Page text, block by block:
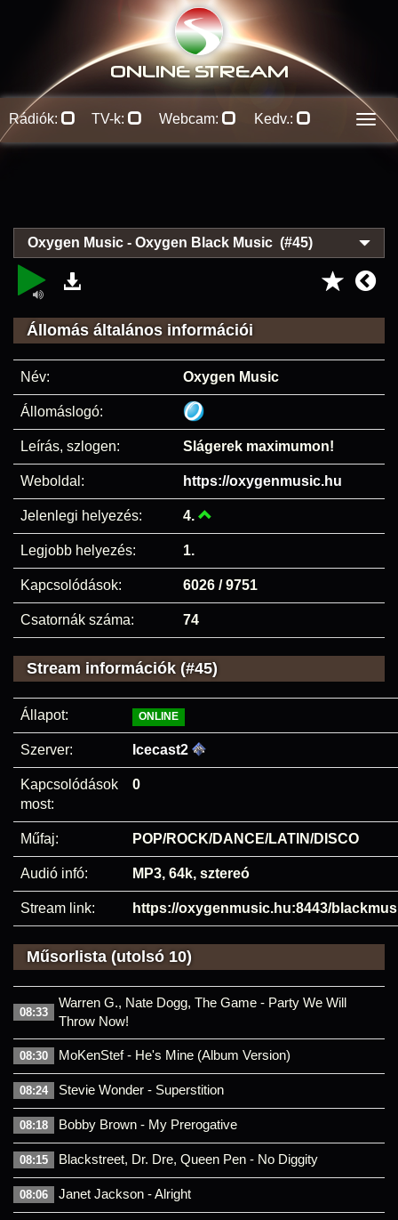
ONLINE STREAM
Rádiók: TV-k: Webcam: Kedv.:
Oxygen Music - Oxygen Black Music (#45)
Állomás általános információi
Név: Oxygen Music
Állomáslogó:
Leírás, szlogen: Slágerek maximumon!
Weboldal: https://oxygenmusic.hu
Jelenlegi helyezés: 4.
Legjobb helyezés: 1.
Kapcsolódások: 6026 / 9751
Csatornák száma: 74
Stream információk (#45)
Állapot: ONLINE
Szerver: Icecast2
Kapcsolódások
most:
0
Műfaj: POP/ROCK/DANCE/LATIN/DISCO
Audió infó: MP3, 64k, sztereó
Stream link: https://oxygenmusic.hu:8443/
Műsorlista (utolsó 10)
08:33
Warren G., Nate Dogg, The Game - Party We Will
Throw Now!
08:30 MoKenStef - He's Mine (Album Version)
08:24 Stevie Wonder - Superstition
08:18 Bobby Brown - My Prerogative
08:15 Blackstreet, Dr. Dre, Queen Pen - No Diggity
08:06 Janet Jackson - Alright